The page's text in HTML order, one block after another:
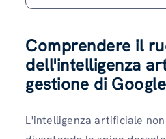
Comprendere il
dell'intelligenza
gestione di
L'intelligenza artificiale